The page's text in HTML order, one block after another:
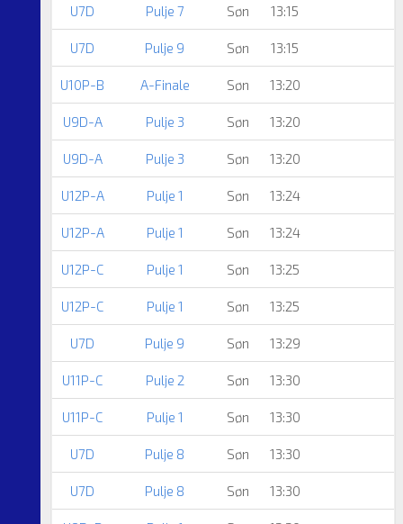
U7D Pulje 7 Søn 13:15
U7D Pulje 9 Søn 13:15
U10P-B A-Finale Søn 13:20
U9D-A Pulje 3 Søn 13:20
U9D-A Pulje 3 Søn 13:20
U12P-A Pulje 1 Søn 13:24
U12P-A Pulje 1 Søn 13:24
U12P-C Pulje 1 Søn 13:25
U12P-C Pulje 1 Søn 13:25
U7D Pulje 9 Søn 13:29
U11P-C Pulje 2 Søn 13:30
U11P-C Pulje 1 Søn 13:30
U7D Pulje 8 Søn 13:30
U7D Pulje 8 Søn 13:30